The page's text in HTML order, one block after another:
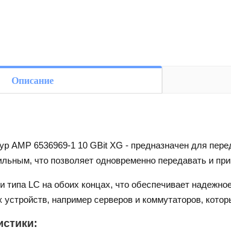
Описание
AMP 6536969-1 10 GBit XG - предназначен для
что позволяет одновременно передавать и
LC на обоих концах, что обеспечивает
например серверов и коммутаторов,